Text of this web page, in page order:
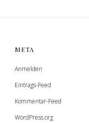
META
Anmelden
Eintrags-Feed
Kommentar-Feed
WordPress.org